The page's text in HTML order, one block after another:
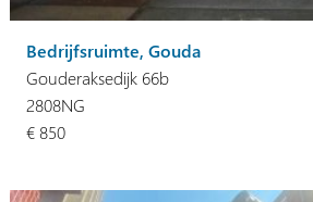
Bedrijfsruimte, Gouda
Gouderaksedijk 66b
2808NG
€ 850